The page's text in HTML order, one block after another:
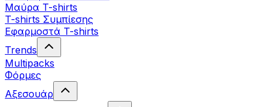
Μαύρα T-shirts
T-shirts Συμπίεσης
Εφαρμοστά T-shirts
Trends
Multipacks
Φόρμες
Αξεσουάρ